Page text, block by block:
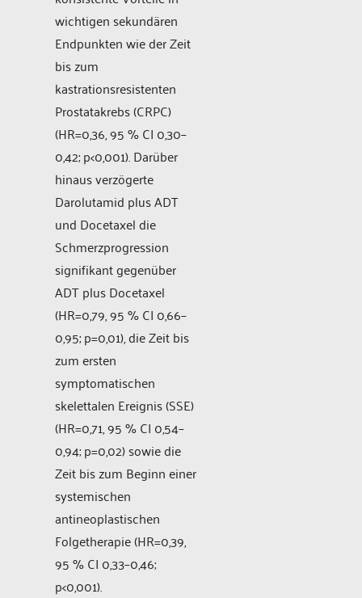
wichtigen sekundären
Endpunkten wie der Zeit
bis zum
kastrationsresistenten
Prostatakrebs (CRPC)
(HR=0,36, 95 % CI 0,30–
0,42; p<0,001). Darüber
hinaus verzögerte
Darolutamid plus ADT
und Docetaxel die
Schmerzprogression
signifikant gegenüber
ADT plus Docetaxel
(HR=0,79, 95 % CI 0,66–
0,95; p=0,01), die Zeit bis
zum ersten
symptomatischen
skelettalen Ereignis (SSE)
(HR=0,71, 95 % CI 0,54–
0,94; p=0,02) sowie die
Zeit bis zum Beginn einer
systemischen
antineoplastischen
Folgetherapie (HR=0,39,
95 % CI 0,33–0,46;
p<0,001).